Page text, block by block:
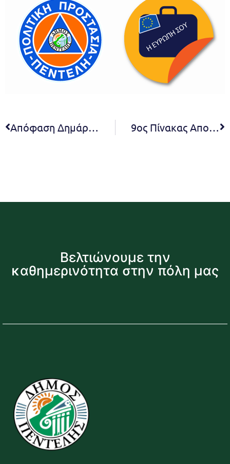
Απόφαση Δημάρχου 607 “Τέλεση των Πολιτικών γάμων” 9ος Πίνακας Αποφάσεων Συμβουλίου Δ.Κ. Μελισσίων 2021
Βελτιώνουμε την
καθημερινότητα στην πόλη μας